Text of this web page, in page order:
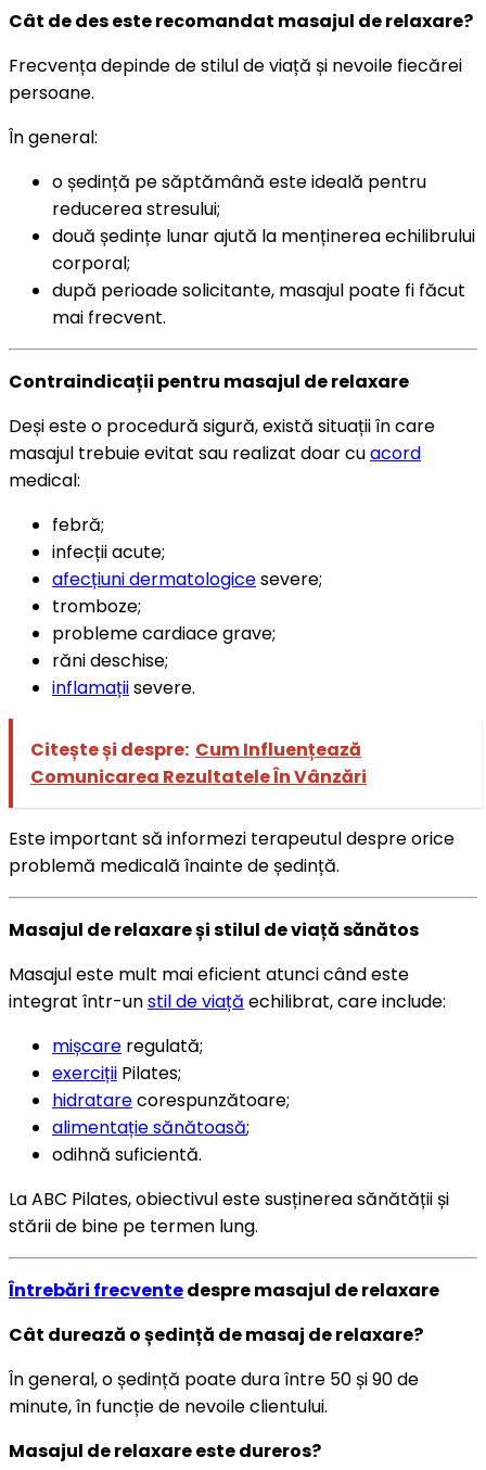
Cât de des este recomandat masajul de relaxare?
Frecvența depinde de stilul de viață și nevoile fiecărei
persoane.
În general:
o ședință pe săptămână este ideală pentru
reducerea stresului;
două ședințe lunar ajută la menținerea echilibrului
corporal;
după perioade solicitante, masajul poate fi făcut
mai frecvent.
Contraindicații pentru masajul de relaxare
Deși este o procedură sigură, există situații în care
masajul trebuie evitat sau realizat doar cuacord
medical:
febră;
infecții acute;
afecțiuni dermatologicesevere;
tromboze;
probleme cardiace grave;
răni deschise;
inflamațiisevere.
Citește și despre: Cum Influențează
Comunicarea Rezultatele În Vânzări
Este important să informezi terapeutul despre orice
problemă medicală înainte de ședință.
Masajul de relaxare și stilul de viață sănătos
Masajul este mult mai eficient atunci când este
integrat într-unstil de viață echilibrat, care include:
mișcare regulată;
exerciții Pilates;
hidratarecorespunzătoare;
alimentație sănătoasă;
odihnă suficientă.
La ABC Pilates, obiectivul este susținerea sănătății și
stării de bine pe termen lung.
Întrebări frecventedespre masajul de relaxare
Cât durează o ședință de masaj de relaxare?
În general, o ședință poate dura între 50 și 90 de
minute, în funcție de nevoile clientului.
Masajul de relaxare este dureros?